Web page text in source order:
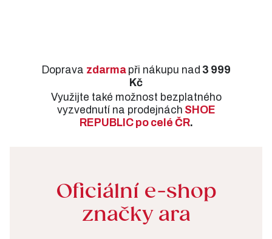
Doprava zdarma při nákupu nad 3 999
Kč
Využijte také možnost bezplatného
vyzvednutí na prodejnách SHOE
REPUBLIC po celé ČR.
Oficiální e-shop
značky ara